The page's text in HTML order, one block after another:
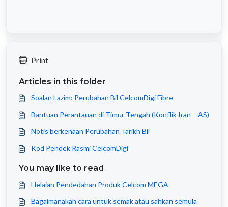
Print
Articles in this folder
Soalan Lazim: Perubahan Bil CelcomDigi Fibre
Bantuan Perantauan di Timur Tengah (Konflik Iran – AS)
Notis berkenaan Perubahan Tarikh Bil
Kod Pendek Rasmi CelcomDigi
You may like to read
Helaian Pendedahan Produk Celcom MEGA
Bagaimanakah cara untuk semak atau sahkan semula